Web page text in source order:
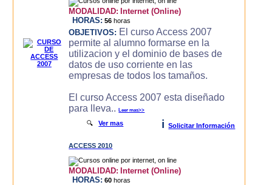
MODALIDAD: Internet (Online)
HORAS: 56 horas
OBJETIVOS: El curso Access 2007
permite al alumno formarse en la
utilizacion y el dominio de bases de
datos de uso corriente en las
empresas de todos los tamaños.
El curso Access 2007 esta diseñado
para lleva..Leer mas>>
🔍Ver mas i Solicitar Información
ACCESS 2010
MODALIDAD: Internet (Online)
HORAS: 60 horas